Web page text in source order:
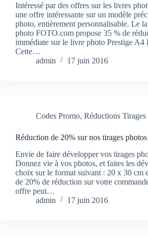
Intéressé par des offres sur les livres
une offre intéressante sur un modèle
photo, entièrement personnalisable. Le
photo FOTO.com propose 35 % de
immédiate sur le livre photo Prestige A4
Cette…
admin
17 juin 2016
Codes Promo, Réductions Tirages
Réduction de 20% sur nos tirages photos
Envie de faire développer vos tirages
Donnez vie à vos photos, et faites les
choix sur le format suivant : 20 x 30 cm
de 20% de réduction sur votre
offre peut…
admin
17 juin 2016